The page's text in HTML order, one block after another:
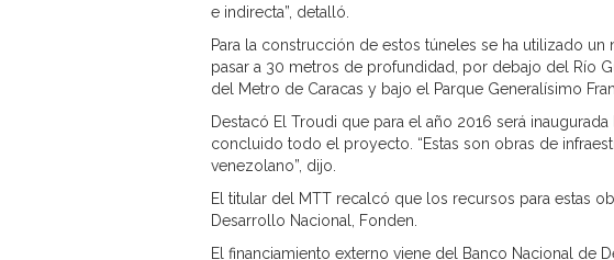
e indirecta”, detalló.
Para la construcción de estos túneles se ha utilizado
pasar a 30 metros de profundidad, por debajo del Río
del Metro de Caracas y bajo el Parque Generalísimo
Destacó El Troudi que para el año 2016 será
concluido todo el proyecto. “Estas son obras de
venezolano”, dijo.
El titular del MTT recalcó que los recursos para estas
Desarrollo Nacional, Fonden.
El financiamiento externo viene del Banco Nacional de